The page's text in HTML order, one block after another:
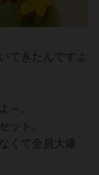
てきたんですよ
～。
ット。
くて全員大爆